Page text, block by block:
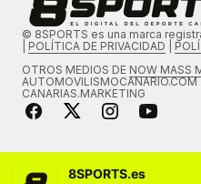
© 8SPORTS es una marca
POLÍTICA DE PRIVACIDAD
OTROS MEDIOS DE NOW MASS
AUTOMOVILISMOCANARIO.COM
CANARIAS.MARKETING
8SPORTS.es